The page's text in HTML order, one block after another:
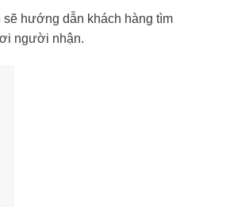
hướng dẫn khách hàng tìm
người nhận.